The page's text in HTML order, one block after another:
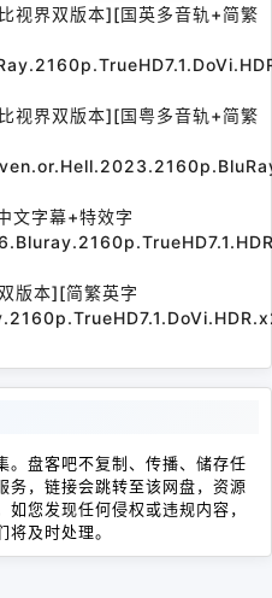
视界双版本][国英多音轨+简繁
视界双版本][国粤多音轨+简繁
文字幕+特效字
版本][简繁英字
。盘客吧不复制、传播、储存任
务，链接会跳转至该网盘，资源
您发现任何侵权或违规内容，
及时处理。